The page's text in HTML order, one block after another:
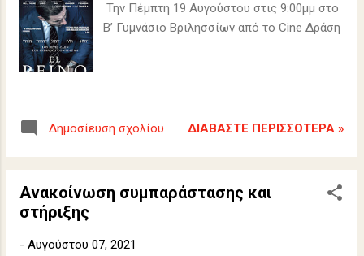
Την Πέμπτη 19 Αυγούστου στις 9:00μμ στο
B’ Γυμνάσιο Βριλησσίων από το Cine Δράση
Δημοσίευση σχολίου ΔΙΑΒΆΣΤΕ ΠΕΡΙΣΣΌΤΕΡΑ »
Ανακοίνωση συμπαράστασης και
στήριξης
- Αυγούστου 07, 2021